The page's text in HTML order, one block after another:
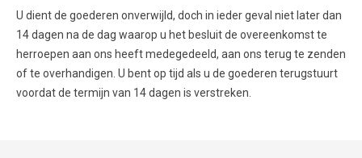
U dient de goederen onverwijld, doch in ieder geval niet later dan
14 dagen na de dag waarop u het besluit de overeenkomst te
herroepen aan ons heeft medegedeeld, aan ons terug te zenden
of te overhandigen. U bent op tijd als u de goederen terugstuurt
voordat de termijn van 14 dagen is verstreken.